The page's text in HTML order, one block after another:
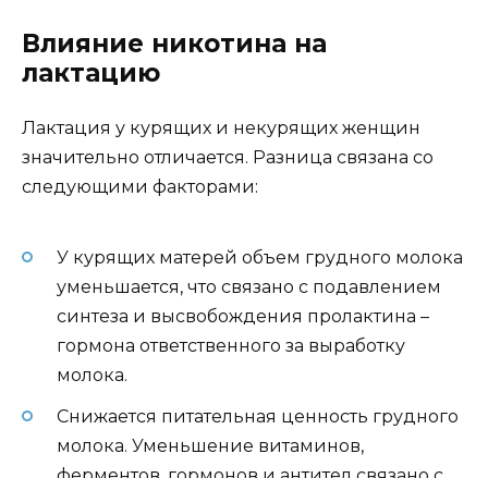
Влияние никотина на
лактацию
Лактация у курящих и некурящих женщин
значительно отличается. Разница связана со
следующими факторами:
У курящих матерей объем грудного молока
уменьшается, что связано с подавлением
синтеза и высвобождения пролактина –
гормона ответственного за выработку
молока.
Снижается питательная ценность грудного
молока. Уменьшение витаминов,